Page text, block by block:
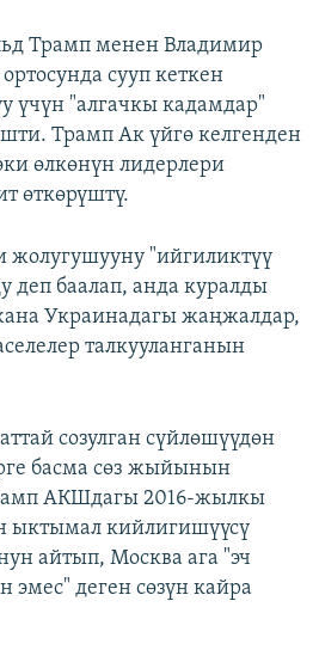
Трамп менен Владимир
сууп кеткен
үчүн "алгачкы кадамдар"
Трамп Ак үйгө келгенден
өлкөнүн лидерлери
өткөрүштү.
жолугушууну "ийгиликтүү
деп баалап, анда куралды
Украинадагы жаңжалдар,
талкууланганын
созулган сүйлөшүүдөн
басма сөз жыйынын
АКШдагы 2016-жылкы
ыктымал кийлигишүүсү
айтып, Москва ага "эч
деген сөзүн кайра